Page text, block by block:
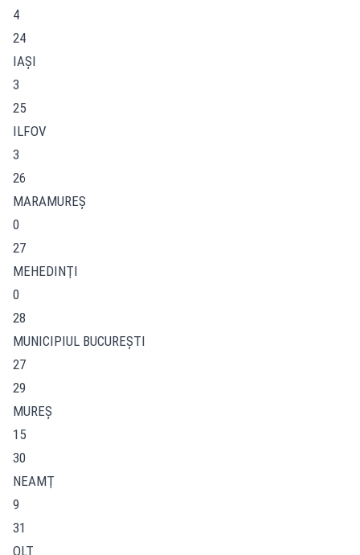
4
24
IAŞI
3
25
ILFOV
3
26
MARAMUREŞ
0
27
MEHEDINŢI
0
28
MUNICIPIUL BUCUREŞTI
27
29
MUREŞ
15
30
NEAMŢ
9
31
OLT